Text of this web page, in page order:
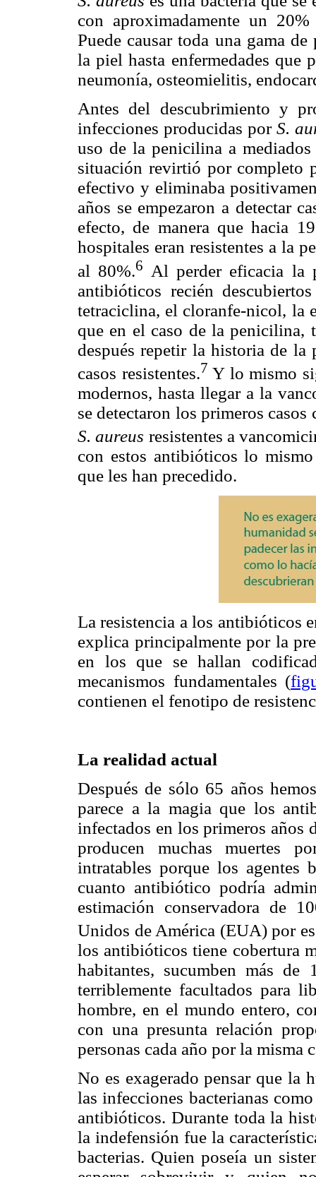
con aproximadamente un
Puede causar toda una gama
la piel hasta enfermedades que
neumonía, osteomielitis,
Antes del descubrimiento y
infecciones producidas por S.
uso de la penicilina a
situación revirtió por completo
efectivo y eliminaba
años se empezaron a detectar
efecto, de manera que hacia
hospitales eran resistentes a la
al 80%.6
Al perder eficacia la
antibióticos recién
tetraciclina, el cloranfe-nicol, la
que en el caso de la penicilina,
después repetir la historia de la
casos resistentes.7 Y lo mismo
modernos, hasta llegar a la
se detectaron los primeros
S. aureus resistentes a
con estos antibióticos lo
que les han precedido.
La resistencia a los antibióticos
explica principalmente por la
en los que se hallan
mecanismos fundamentales (
contienen el fenotipo de
La realidad actual
Después de sólo 65 años
parece a la magia que los
infectados en los primeros años
producen muchas muertes
intratables porque los agentes
cuanto antibiótico podría
estimación conservadora de
Unidos de América (EUA) por
los antibióticos tiene cobertura
habitantes, sucumben más de
terriblemente facultados para
hombre, en el mundo entero,
con una presunta relación
personas cada año por la misma
No es exagerado pensar que la
las infecciones bacterianas
antibióticos. Durante toda la
la indefensión fue la
bacterias. Quien poseía un